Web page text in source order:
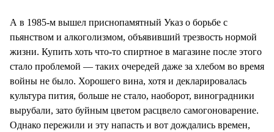
А в 1985-м вышел приснопамятный Указ о борьбе с
пьянством и алкоголизмом, объявивший трезвость нормой
жизни. Купить хоть что-то спиртное в магазине после этого
стало проблемой — таких очередей даже за хлебом во время
войны не было. Хорошего вина, хотя и декларировалась
культура пития, больше не стало, наоборот, виноградники
вырубали, зато буйным цветом расцвело самогоноварение.
Однако пережили и эту напасть и вот дождались времен,